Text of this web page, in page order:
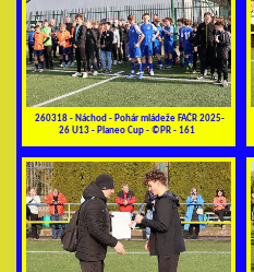
260318 - Náchod - Pohár mládeže FAČR 2025-
26 U13 - Planeo Cup - ©PR - 161